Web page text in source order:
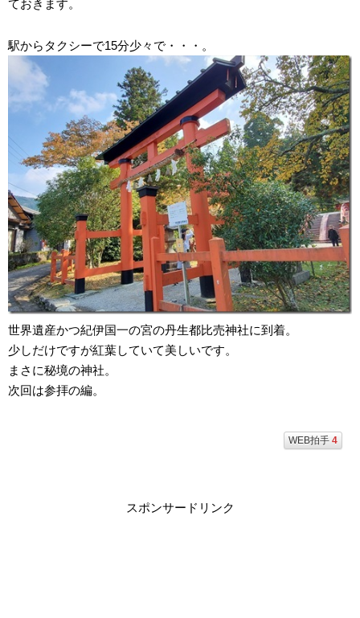
ておきます。
駅からタクシーで15分少々で・・・。
世界遺産かつ紀伊国一の宮の丹生都比売神社に到着。
少しだけですが紅葉していて美しいです。
まさに秘境の神社。
次回は参拝の編。
WEB拍手 4
スポンサードリンク